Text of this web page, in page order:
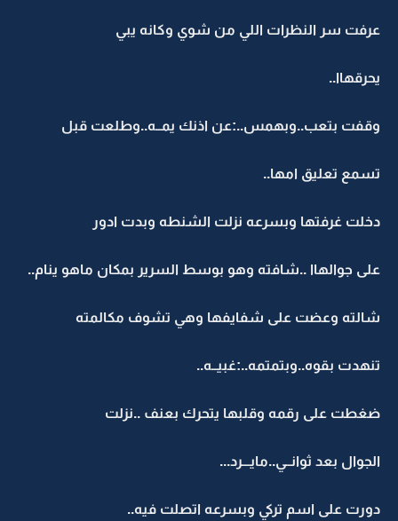
عرفت سر النظرات اللي من شوي وكانه يبي
يحرقهاا..
وقفت بتعب..وبهمس..:عن اذنك يمــه..وطلعت قبل
تسمع تعليق امها..
دخلت غرفتها وبسرعه نزلت الشنطه وبدت ادور
على جوالهاا ..شافته وهو بوسط السرير بمكان ماهو ينام..
شالته وعضت على شفايفها وهي تشوف مكالمته
تنهدت بقوه..وبتمتمه..:غبيــه..
ضغطت على رقمه وقلبها يتحرك بعنف ..نزلت
الجوال بعد ثوانــي..مايـــرد...
دورت على اسم تركي وبسرعه اتصلت فيه..